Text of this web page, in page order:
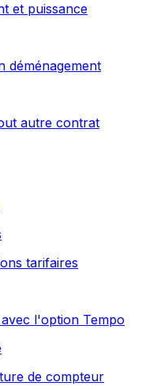
et puissance
déménagement
autre contrat
tarifaires
l'option Tempo
de compteur